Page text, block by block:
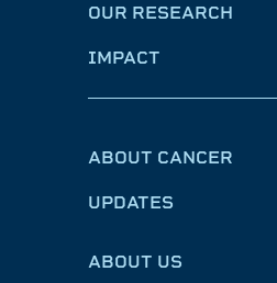
OUR RESEARCH
IMPACT
ABOUT CANCER
UPDATES
ABOUT US